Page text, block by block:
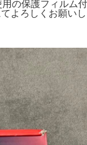
の保護フィル
よろしくお願い